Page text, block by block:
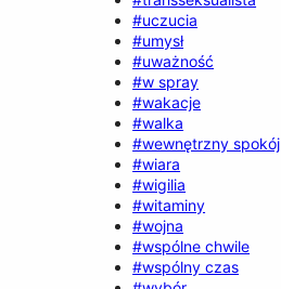
#uczucia
#umysł
#uważność
#w spray
#wakacje
#walka
#wewnętrzny spokój
#wiara
#wigilia
#witaminy
#wojna
#wspólne chwile
#wspólny czas